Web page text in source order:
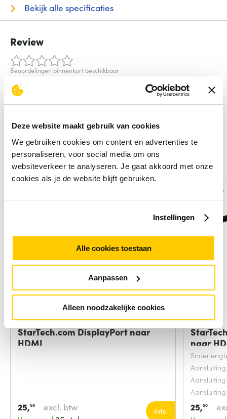
Deze website maakt gebruik van cookies
We gebruiken cookies om content en advertenties te
personaliseren, voor social media om ons
websiteverkeer te analyseren. Je gaat akkoord met onze
cookies als je de website blijft gebruiken.
Instellingen
Alle cookies toestaan
Aanpassen
Alleen noodzakelijke cookies
Bekijk alle specificaties
Review
Beoordelingen binnenkort beschikbaar
Deel je ervaring met het product door het schrijven van een
Schrijf een review
Alternatieven
StarTech.com DisplayPort naar
HDMI
25,50
excl. btw
Info
Vergelijk
naar
25,50